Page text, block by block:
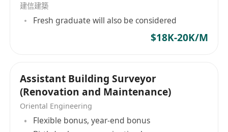
建信建築
Fresh graduate will also be considered
$18K-20K/M
Assistant Building Surveyor
(Renovation and Maintenance)
Oriental Engineering
Flexible bonus, year-end bonus